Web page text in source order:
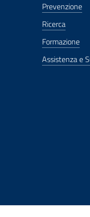
Prevenzione
Ricerca
Formazione
Assistenza e